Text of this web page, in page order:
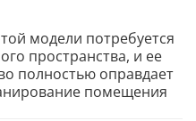
модели потребуется
пространства, и ее
полностью оправдает
помещения